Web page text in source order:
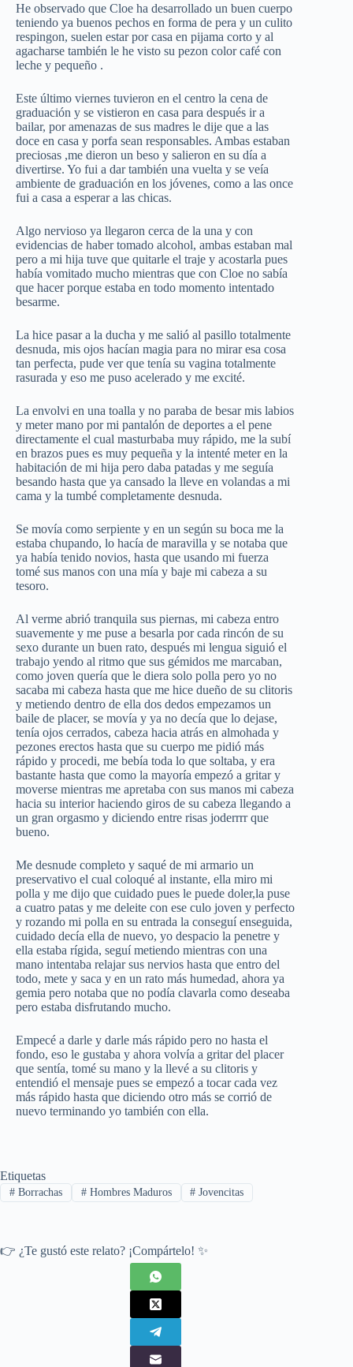
He observado que Cloe ha desarrollado un buen cuerpo
teniendo ya buenos pechos en forma de pera y un culito
respingon, suelen estar por casa en pijama corto y al
agacharse también le he visto su pezon color café con
leche y pequeño .
Este último viernes tuvieron en el centro la cena de
graduación y se vistieron en casa para después ir a
bailar, por amenazas de sus madres le dije que a las
doce en casa y porfa sean responsables. Ambas estaban
preciosas ,me dieron un beso y salieron en su día a
divertirse. Yo fui a dar también una vuelta y se veía
ambiente de graduación en los jóvenes, como a las once
fui a casa a esperar a las chicas.
Algo nervioso ya llegaron cerca de la una y con
evidencias de haber tomado alcohol, ambas estaban mal
pero a mi hija tuve que quitarle el traje y acostarla pues
había vomitado mucho mientras que con Cloe no sabía
que hacer porque estaba en todo momento intentado
besarme.
La hice pasar a la ducha y me salió al pasillo totalmente
desnuda, mis ojos hacían magia para no mirar esa cosa
tan perfecta, pude ver que tenía su vagina totalmente
rasurada y eso me puso acelerado y me excité.
La envolvi en una toalla y no paraba de besar mis labios
y meter mano por mi pantalón de deportes a el pene
directamente el cual masturbaba muy rápido, me la subí
en brazos pues es muy pequeña y la intenté meter en la
habitación de mi hija pero daba patadas y me seguía
besando hasta que ya cansado la lleve en volandas a mi
cama y la tumbé completamente desnuda.
Se movía como serpiente y en un según su boca me la
estaba chupando, lo hacía de maravilla y se notaba que
ya había tenido novios, hasta que usando mi fuerza
tomé sus manos con una mía y baje mi cabeza a su
tesoro.
Al verme abrió tranquila sus piernas, mi cabeza entro
suavemente y me puse a besarla por cada rincón de su
sexo durante un buen rato, después mi lengua siguió el
trabajo yendo al ritmo que sus gémidos me marcaban,
como joven quería que le diera solo polla pero yo no
sacaba mi cabeza hasta que me hice dueño de su clitoris
y metiendo dentro de ella dos dedos empezamos un
baile de placer, se movía y ya no decía que lo dejase,
tenía ojos cerrados, cabeza hacia atrás en almohada y
pezones erectos hasta que su cuerpo me pidió más
rápido y procedi, me bebía toda lo que soltaba, y era
bastante hasta que como la mayoría empezó a gritar y
moverse mientras me apretaba con sus manos mi cabeza
hacia su interior haciendo giros de su cabeza llegando a
un gran orgasmo y diciendo entre risas joderrrr que
bueno.
Me desnude completo y saqué de mi armario un
preservativo el cual coloqué al instante, ella miro mi
polla y me dijo que cuidado pues le puede doler,la puse
a cuatro patas y me deleite con ese culo joven y perfecto
y rozando mi polla en su entrada la conseguí enseguida,
cuidado decía ella de nuevo, yo despacio la penetre y
ella estaba rígida, seguí metiendo mientras con una
mano intentaba relajar sus nervios hasta que entro del
todo, mete y saca y en un rato más humedad, ahora ya
gemia pero notaba que no podía clavarla como deseaba
pero estaba disfrutando mucho.
Empecé a darle y darle más rápido pero no hasta el
fondo, eso le gustaba y ahora volvía a gritar del placer
que sentía, tomé su mano y la llevé a su clitoris y
entendió el mensaje pues se empezó a tocar cada vez
más rápido hasta que diciendo otro más se corrió de
nuevo terminando yo también con ella.
Etiquetas
#Borrachas #Hombres Maduros # Jovencitas
👉 ¿Te gustó este relato? ¡Compártelo! ✨